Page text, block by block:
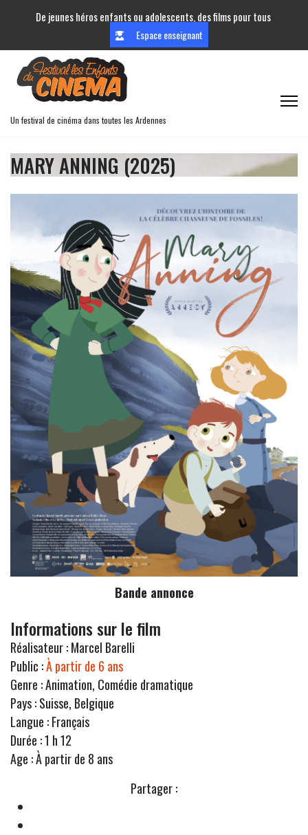
De jeunes héros enfants ou adolescents, des films pour tous
Espace enseignant
Un festival de cinéma dans toutes les Ardennes
MARY ANNING (2025)
Bande annonce
Informations sur le film
Réalisateur :Marcel Barelli
Public :À partir de 6 ans
Genre :Animation, Comédie dramatique
Pays :Suisse, Belgique
Langue :Français
Durée :1 h 12
Age :À partir de 8 ans
Partager :